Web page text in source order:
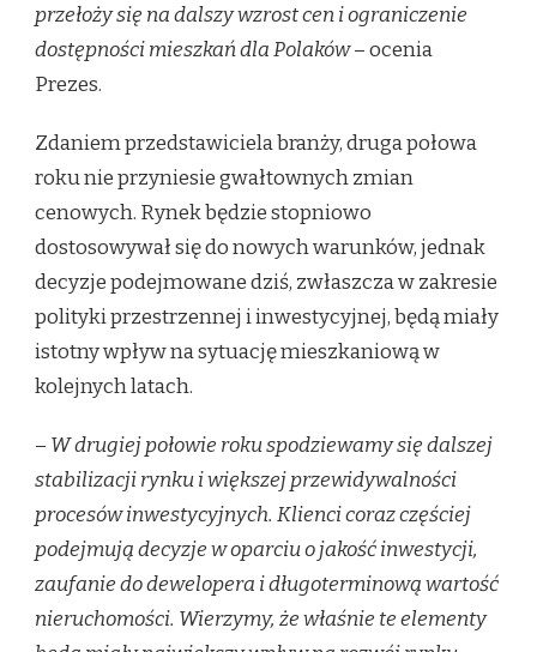
przełoży się na dalszy wzrost cen i ograniczenie
dostępności mieszkań dla Polaków– ocenia
Prezes.
Zdaniem przedstawiciela branży, druga połowa
roku nie przyniesie gwałtownych zmian
cenowych. Rynek będzie stopniowo
dostosowywał się do nowych warunków, jednak
decyzje podejmowane dziś, zwłaszcza w zakresie
polityki przestrzennej i inwestycyjnej, będą miały
istotny wpływ na sytuację mieszkaniową w
kolejnych latach.
– W drugiej połowie roku spodziewamy się dalszej
stabilizacji rynku i większej przewidywalności
procesów inwestycyjnych. Klienci coraz częściej
podejmują decyzje w oparciu o jakość inwestycji,
zaufanie do dewelopera i długoterminową wartość
nieruchomości. Wierzymy, że właśnie te elementy